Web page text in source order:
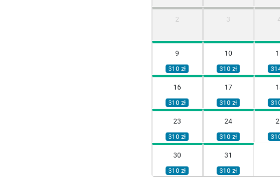
2 3
9
310 zł
10
310 zł
16
310 zł
17
310 zł
23
310 zł
24
310 zł
30
310 zł
31
310 zł